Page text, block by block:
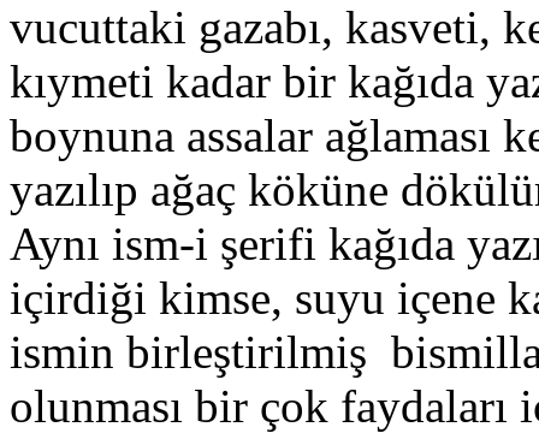
vucuttaki gazabı, kasveti,
kıymeti kadar bir kağıda
boynuna assalar ağlaması
yazılıp ağaç köküne
Aynı ism-i şerifi kağıda
içirdiği kimse, suyu içene
ismin birleştirilmiş
olunması bir çok faydaları